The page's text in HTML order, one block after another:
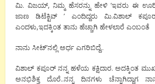
ಮಿ. ವಿಜಯ್, ನಿಮ್ಮ ಹೆಸರನ್ನು ಹೇಳಿ ’ಇವರು ಈ ಊರಿನ
ಜಾಣ ಡಿಟೆಕ್ಟಿವ್ ’ ಎಂದಿದ್ದರು ಮಿ.ವಿಶಾಲ್
ಎಂದಳು,ಇದಕ್ಕಿಂತ ತಾನು ಹೆಚ್ಚಾಗಿ ಹೇಳಲಾರೆ ಎಂಬಂತೆ
ನಾನು ಸೀಟ್’ನಲ್ಲಿ ಅರ್ಧ ಎಗರಿಬಿದ್ದೆ..
ವಿಶಾಲ್ ಕಪೂರ್ ನನ್ನ ಹಳೆಯ ಕಕ್ಷಿದಾರ. ಅದಕ್ಕಿಂತ
ಅನಭಿಶಿಕ್ತ ದೊರೆ..ನನ್ನ ದಿನಗಳು ಚೆನ್ನಾಗಿದ್ದಾಗ